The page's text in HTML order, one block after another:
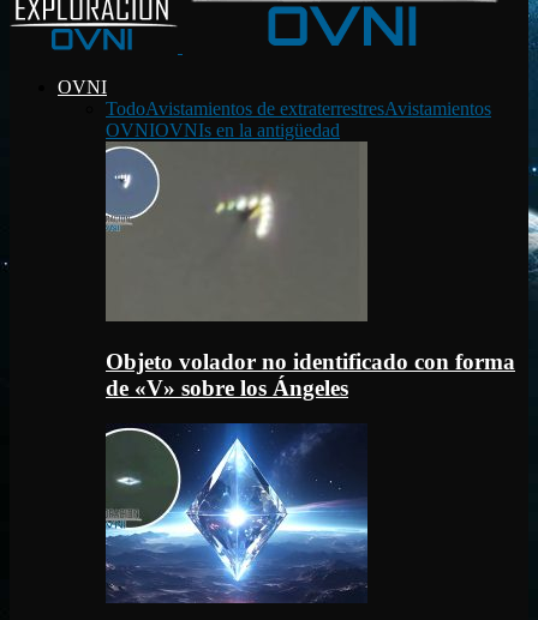
OVNI
TodoAvistamientos de extraterrestresAvistamientos
OVNIOVNIs en la antigüedad
Objeto volador no identificado con forma
de «V» sobre los Ángeles